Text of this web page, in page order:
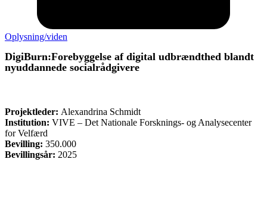
Oplysning/viden
DigiBurn:Forebyggelse af digital udbrændthed blandt
nyuddannede socialrådgivere
Projektleder: Alexandrina Schmidt
Institution: VIVE – Det Nationale Forsknings- og Analysecenter
for Velfærd
Bevilling: 350.000
Bevillingsår: 2025